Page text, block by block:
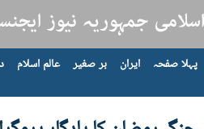
پہلا صفحہ ایران بر صغیر عالم اسلام